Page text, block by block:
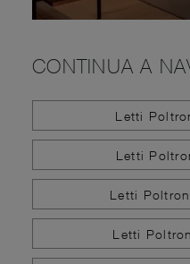
CONTINUA A
Letti
Letti
Letti
Letti